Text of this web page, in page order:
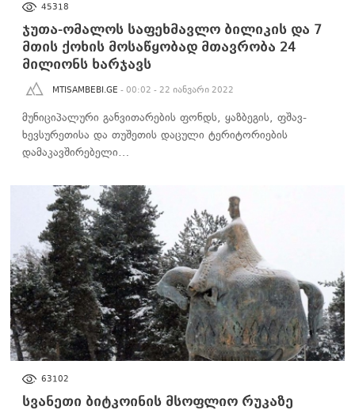
45318
ჯუთა-ომალოს საფეხმავლო ბილიკის და 7
მთის ქოხის მოსაწყობად მთავრობა 24
მილიონს ხარჯავს
MTISAMBEBI.GE - 00:02 - 22 იანვარი 2022
მუნიციპალური განვითარების ფონდს, ყაზბეგის, ფშავ-
ხევსურეთისა და თუშეთის დაცული ტერიტორიების
დამაკავშირებელი…
63102
სვანეთი ბიტკოინის მსოფლიო რუკაზე